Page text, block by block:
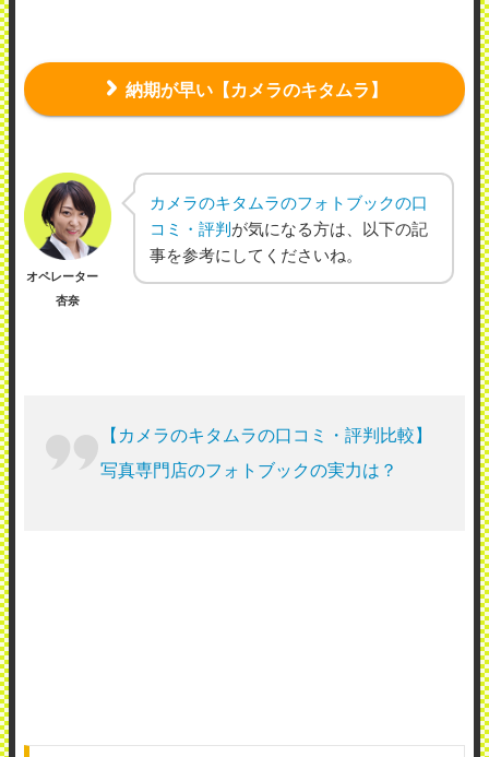
納期が早い【カメラのキタムラ】
オペレーター
杏奈
カメラのキタムラのフォトブックの口
コミ・評判が気になる方は、以下の記
事を参考にしてくださいね。
【カメラのキタムラの口コミ・評判比較】
写真専門店のフォトブックの実力は？